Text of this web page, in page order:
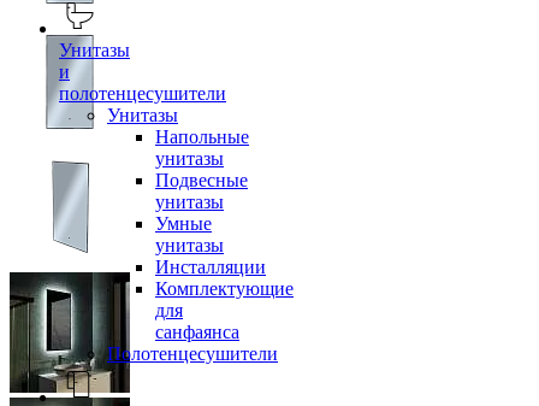
Унитазы
и
полотенцесушители
Унитазы
Напольные
унитазы
Подвесные
унитазы
Умные
унитазы
Инсталляции
Комплектующие
для
санфаянса
Полотенцесушители